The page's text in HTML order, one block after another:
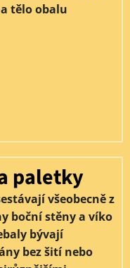
tělo obalu
paletky
všeobecně z
boční stěny a víko
bývají
bez šití nebo